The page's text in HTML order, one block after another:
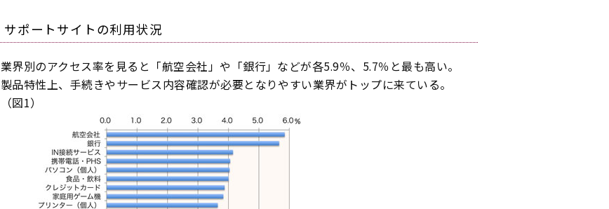
サポートサイトの利用状況
業界別のアクセス率を見ると「航空会社」や「銀行」などが各5.9％、5.7％と最も高い。
製品特性上、手続きやサービス内容確認が必要となりやすい業界がトップに来ている。
（図1）